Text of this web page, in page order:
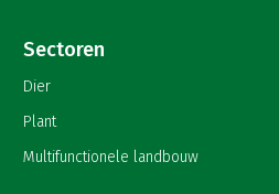
Sectoren
Dier
Plant
Multifunctionele landbouw